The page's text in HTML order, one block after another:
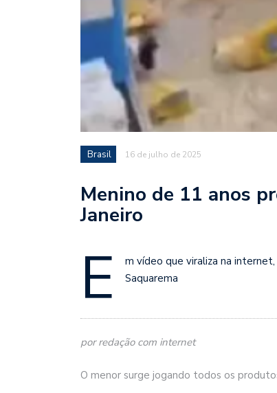
Brasil 16 de julho de 2025
Menino de 11 anos
Janeiro
E
m vídeo que viraliza na
Saquarema
por redação com internet
O menor surge jogando todos os